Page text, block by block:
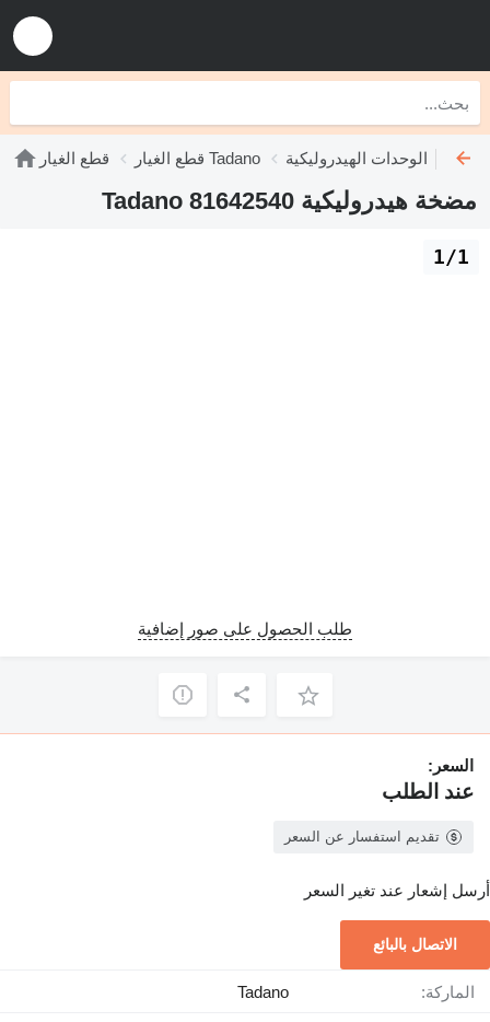
قطع الغيار قطع الغيار Tadano الوحدات الهيدروليكية Tadano
مضخة هيدروليكية Tadano 81642540
1/1
طلب الحصول على صور إضافية
السعر:
عند الطلب
تقديم استفسار عن السعر
أرسل إشعار عند تغير السعر
الاتصال بالبائع
الماركة: Tadano